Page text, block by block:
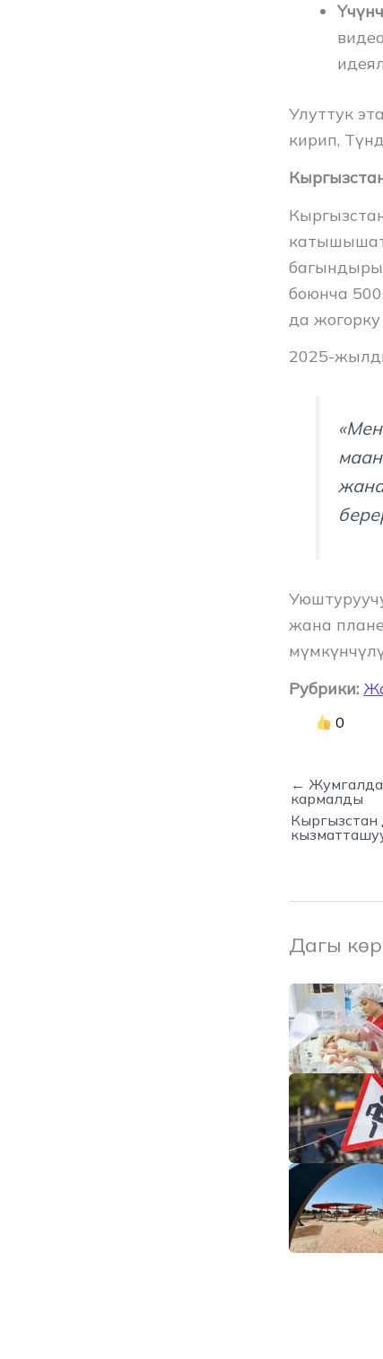
Улуттук
кирип,
боюнча
да
2025-
жана
Рубрики:
0
← Жумгалда
кармалды
Кыргызстан
Дагы